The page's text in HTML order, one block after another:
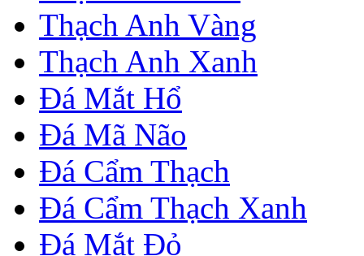
Thạch Anh Vàng
Thạch Anh Xanh
Đá Mắt Hổ
Đá Mã Não
Đá Cẩm Thạch
Đá Cẩm Thạch Xanh
Đá Mắt Đỏ